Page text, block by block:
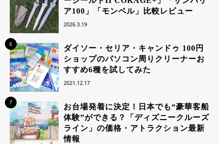
ア100」「モンベル」比較レビュー
2026.3.19
6
ダイソー・セリア・キャンドゥ 100円
ショップのパソコン周りクリーナーお
すすめ6種を試してみた
2021.12.17
7
お台場発着に決定！日本でも“豪華客船
体験”ができる？「ディズニークルーズ
ライン」の価格・アトラクション最新
情報